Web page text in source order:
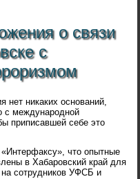
о связи
с
нет никаких оснований,
с международной
приписавшей себе это
что опытные
в Хабаровский край для
сотрудников УФСБ и